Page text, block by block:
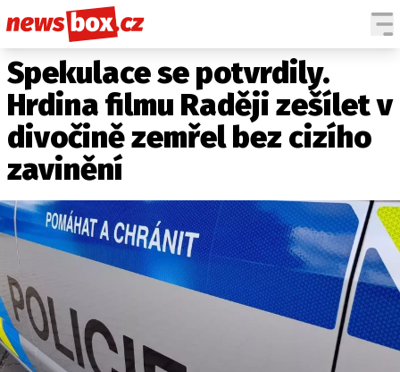
DOMÁCÍ
ZAHRANIČÍ
POČASÍ
KRIMI
EKONOMIKA
KULTURA
SPOLEČNOST
SPORT
ČESKÉ CELEBRITY
SVĚTOVÉ CELEBRITY
Spekulace se potvrdily.
Hrdina filmu Raději zešílet v
divočině zemřel bez cizího
zavinění